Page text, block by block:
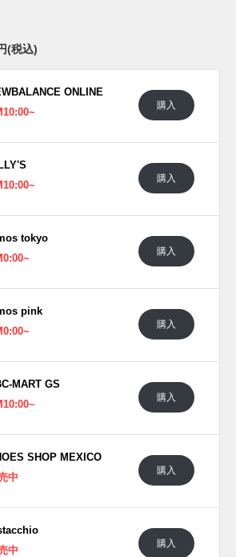
たな情報が入り次第、スニーカーウ
(税込)
(pic. atmos)
(税込)
ONLINE
購入
購入
tokyo
購入
pink
購入
MART GS
購入
SHOP MEXICO
中
購入
中
購入